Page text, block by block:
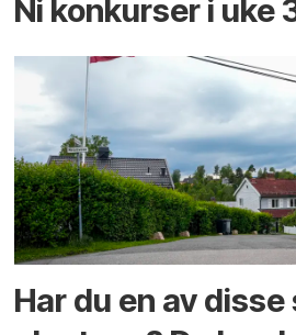
Ni konkurser i uke
Har du en av disse